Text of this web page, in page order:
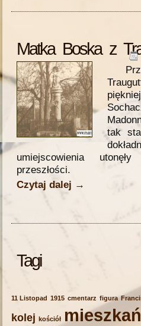
Matka Boska z
tak
umiejscowienia
przeszłości.
Czytaj dalej →
Tagi
11 Listopad 1915 cmentarz figura
kolej kościół